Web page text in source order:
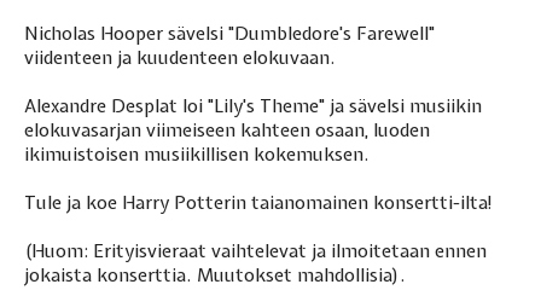
Nicholas Hooper sävelsi "Dumbledore's Farewell"
viidenteen ja kuudenteen elokuvaan.
Alexandre Desplat loi "Lily's Theme" ja sävelsi musiikin
elokuvasarjan viimeiseen kahteen osaan, luoden
ikimuistoisen musiikillisen kokemuksen.
Tule ja koe Harry Potterin taianomainen konsertti-ilta!
(Huom: Erityisvieraat vaihtelevat ja ilmoitetaan ennen
jokaista konserttia. Muutokset mahdollisia).